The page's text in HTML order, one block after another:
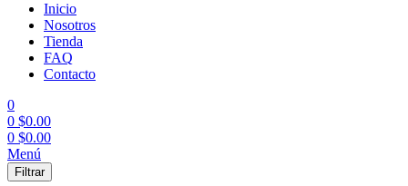
Inicio
Nosotros
Tienda
FAQ
Contacto
0
0 $0.00
0 $0.00
Menú
Filtrar